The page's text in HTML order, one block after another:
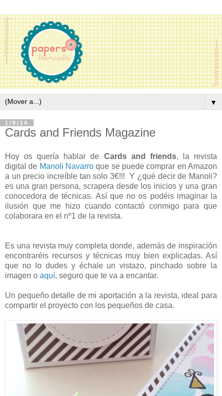
▼
1/9/16
Cards and Friends Magazine
Hoy os quería hablar de Cards and friends, la revista
digital de Manoli Navarro que se puede comprar en Amazon
a un precio increíble tan solo 3€!!! Y ¿qué decir de Manoli?
es una gran persona, scrapera desde los inicios y una gran
conocedora de técnicas. Así que no os podéis imaginar la
ilusión que me hizo cuando contactó conmigo para que
colaborara en el nº1 de la revista.
Es una revista muy completa donde, además de inspiración
encontraréis recursos y técnicas muy bien explicadas. Así
que no lo dudes y échale un vistazo, pinchado sobre la
imagen o aquí, seguro que te va a encantar.
Un pequeño detalle de mi aportación a la revista, ideal para
compartir el proyecto con los pequeños de casa.